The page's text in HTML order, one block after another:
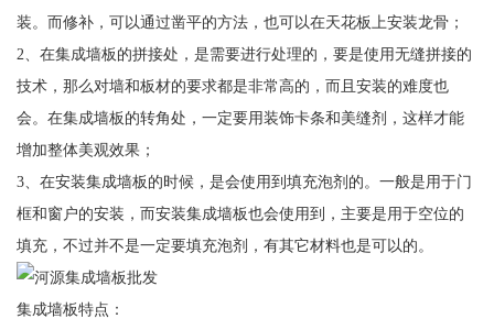
装。而修补，可以通过凿平的方法，也可以在天花板上安装龙骨；
2、在集成墙板的拼接处，是需要进行处理的，要是使用无缝拼接的
技术，那么对墙和板材的要求都是非常高的，而且安装的难度也
会。在集成墙板的转角处，一定要用装饰卡条和美缝剂，这样才能
增加整体美观效果；
3、在安装集成墙板的时候，是会使用到填充泡剂的。一般是用于门
框和窗户的安装，而安装集成墙板也会使用到，主要是用于空位的
填充，不过并不是一定要填充泡剂，有其它材料也是可以的。
集成墙板特点：